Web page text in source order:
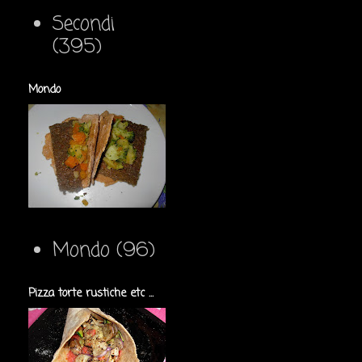
Secondi
(395)
Mondo
Mondo (96)
Pizza torte rustiche etc ...